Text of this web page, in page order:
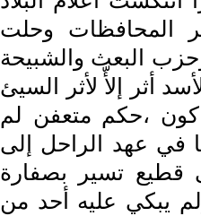
المحافظات وحلت
البعث والشبيحة
أثر إلأّ لأثر السيئ
،حكم متعفن لم
في عهد الراحل إلى
تسير بصفارة
يبكي عليه أحد من